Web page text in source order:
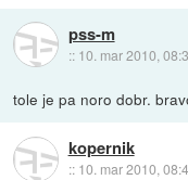
pss-m
:: 10. mar 2010,
tole je pa noro dobr.
kopernik
:: 10. mar 2010,